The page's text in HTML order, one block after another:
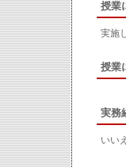
授業
実施
授業
実務
いい